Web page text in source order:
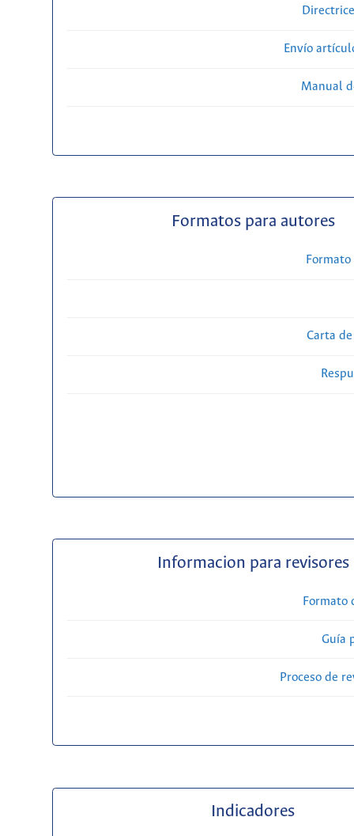
Envío
Manual
Formatos para autores
Carta
Informacion para revisores
Formato
Guía
Proceso de
Indicadores